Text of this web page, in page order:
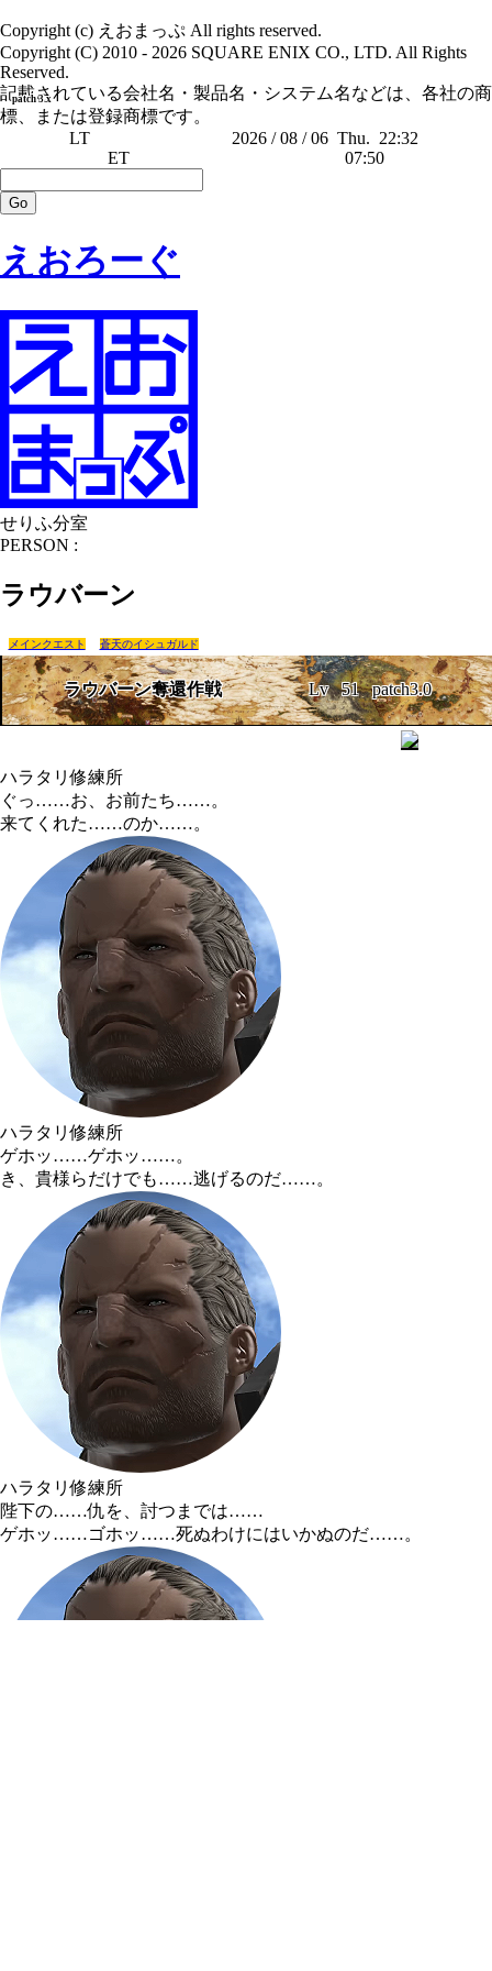
Copyright (c) えおまっぷ All rights reserved.
Copyright (C) 2010 - 2026 SQUARE ENIX CO., LTD. All Rights
Reserved.
記載されている会社名・製品名・システム名などは、各社の商
標、または登録商標です。
LT
2026 / 08 / 06 Thu. 22:32
ET
07:50
えおろーぐ
せりふ分室
PERSON :
ラウバーン
patch 3.x
メインクエスト 蒼天のイシュガルド
ラウバーン奪還作戦 Lv 51 patch3.0
ハラタリ修練所
ぐっ……お、お前たち……。
来てくれた……のか……。
ハラタリ修練所
ゲホッ……ゲホッ……。
き、貴様らだけでも……逃げるのだ……。
ハラタリ修練所
陛下の……仇を、討つまでは……
ゲホッ……ゴホッ……死ぬわけにはいかぬのだ……。